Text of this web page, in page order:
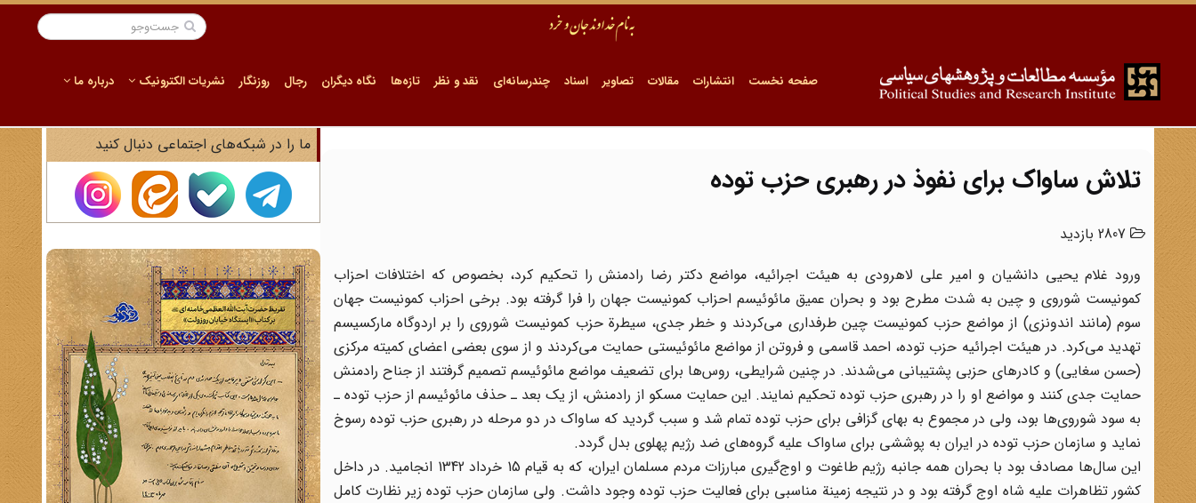
صفحه نخست انتشارات مقالات تصاویر اسناد چندرسانه‌ای نقد و نظر تازه‌ها نگاه دیگران رجال روزنگار نشریات الکترونیک درباره ما
تلاش ساواک برای نفوذ در رهبری حزب توده
ورود غلام یحیی دانشیان و امیر علی لاهرودی به هیئت اجرائیه، مواضع دکتر رضا رادمنش را تحکیم کرد، بخصوص که اختلافات احزاب
کمونیست شوروی و چین به شدت مطرح بود و بحران عمیق مائوئیسم احزاب کمونیست جهان را فرا گرفته بود. برخی احزاب کمونیست جهان
سوم (مانند اندونزی) از مواضع حزب کمونیست چین طرفداری می‌کردند و خطر جدی‌، سیطرة حزب کمونیست شوروی را بر اردوگاه مارکسیسم
تهدید می‌کرد. در هیئت اجرائیه حزب توده، احمد قاسمی و فروتن از مواضع مائوئیستی حمایت می‌کردند و از سوی بعضی اعضای کمیته مرکزی
(حسن سغایی) و کادرهای حزبی پشتیبانی می‌شدند. در چنین شرایطی، روس‌ها برای تضعیف مواضع مائوئیسم تصمیم گرفتند از جناح رادمنش
حمایت جدی کنند و مواضع او را در رهبری حزب توده تحکیم نمایند. این حمایت مسکو از رادمنش، از یک بعد ـ حذف مائوئیسم از حزب توده ـ
به سود شوروی‌ها بود، ولی در مجموع به بهای گزافی برای حزب توده تمام شد و سبب گردید که ساواک در دو مرحله در رهبری حزب توده رسوخ
نماید و سازمان حزب توده در ایران به پوششی برای ساواک علیه گروه‌های ضد رژیم پهلوی بدل گردد.
این سال‌ها مصادف بود با بحران همه جانبه رژیم طاغوت و اوج‌گیری مبارزات مردم مسلمان ایران، که به قیام 15 خرداد 1342 انجامید. در داخل
کشور تظاهرات علیه شاه اوج گرفته بود و در نتیجه زمینة مناسبی برای فعالیت حزب توده وجود داشت. ولی سازمان حزب توده زیر نظارت کامل
ما را در شبکه‌های اجتماعی دنبال کنید